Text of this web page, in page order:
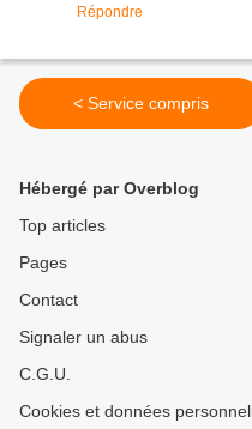
Répondre
< Service compris
Hébergé par Overblog
Top articles
Pages
Contact
Signaler un abus
C.G.U.
Cookies et données